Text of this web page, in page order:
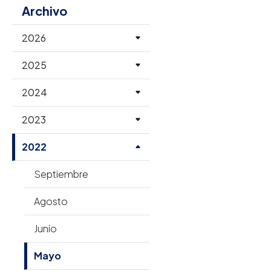
Archivo
2026
2025
2024
2023
2022
Septiembre
Agosto
Junio
Mayo